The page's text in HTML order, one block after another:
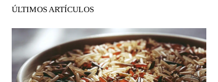
ÚLTIMOS ARTÍCULOS